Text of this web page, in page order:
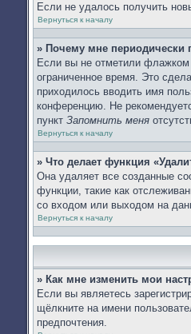
Если не удалось получить
Вернуться к началу
» Почему мне периодически
Если вы не отметили флажком
ограниченное время. Это
приходилось вводить имя
конференцию. Не
пункт Запомнить меня
Вернуться к началу
» Что делает функция
Она удаляет все созданные
функции, такие как
со входом или выходом на
Вернуться к началу
» Как мне изменить мои
Если вы являетесь
щёлкните на имени
предпочтения.